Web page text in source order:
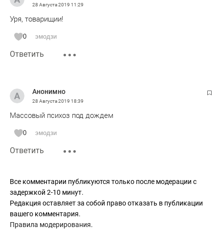
28 Августа 2019 11:29
Уря, товарищии!
0 эмодзи
Ответить
Анонимно
28 Августа 2019 18:39
Массовый психоз под дождем
0 эмодзи
Ответить
Все комментарии публикуются только после модерации с
задержкой 2-10 минут.
Редакция оставляет за собой право отказать в публикации
вашего комментария.
Правила модерирования.